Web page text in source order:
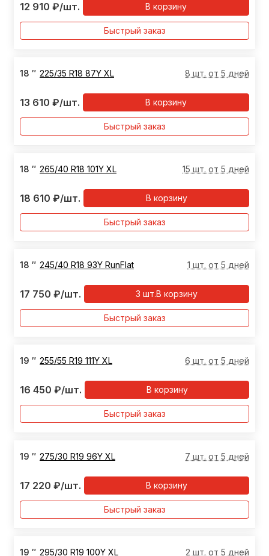
12 910 ₽/шт. В корзину
Быстрый заказ
18 ″ 225/35 R18 87Y XL 8 шт. от 5 дней
13 610 ₽/шт. В корзину
Быстрый заказ
18 ″ 265/40 R18 101Y XL 15 шт. от 5 дней
18 610 ₽/шт. В корзину
Быстрый заказ
18 ″ 245/40 R18 93Y RunFlat 1 шт. от 5 дней
17 750 ₽/шт. В корзину
3 шт.
Быстрый заказ
19 ″ 255/55 R19 111Y XL 6 шт. от 5 дней
16 450 ₽/шт. В корзину
Быстрый заказ
19 ″ 275/30 R19 96Y XL 7 шт. от 5 дней
17 220 ₽/шт. В корзину
Быстрый заказ
19 ″ 295/30 R19 100Y XL 2 шт. от 5 дней